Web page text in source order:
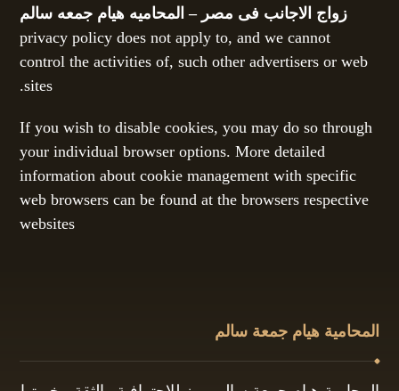
زواج الاجانب فى مصر – المحاميه هيام جمعه سالم
privacy policy does not apply to, and we cannot
control the activities of, such other advertisers or web
sites.
If you wish to disable cookies, you may do so through
your individual browser options. More detailed
information about cookie management with specific
web browsers can be found at the browsers respective
websites
المحامية هيام جمعة سالم